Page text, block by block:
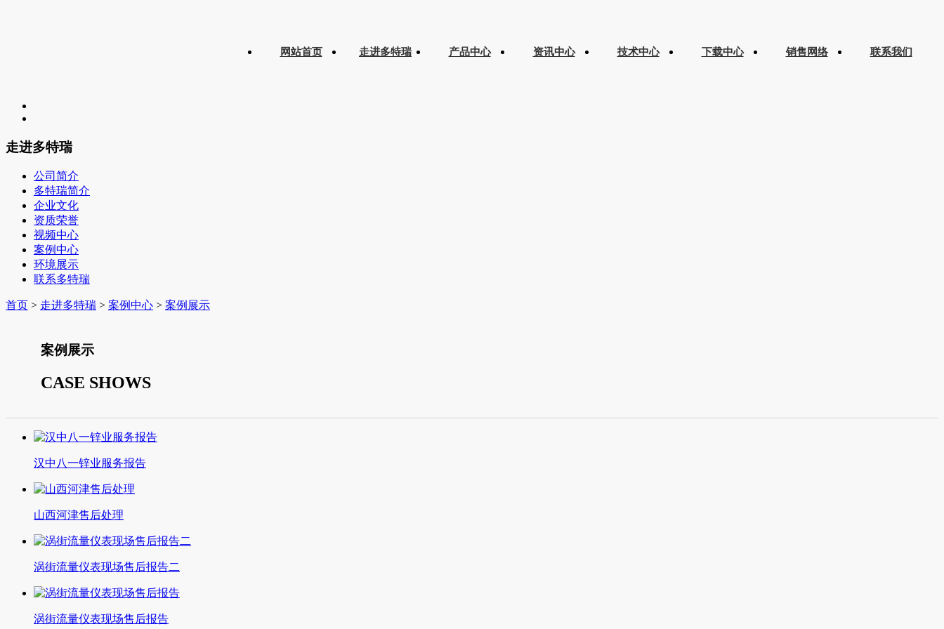
网站首页 走进多特瑞 产品中心 资讯中心 技术中心 下载中心 销售网络 联系我们
走进多特瑞
公司简介
多特瑞简介
企业文化
资质荣誉
视频中心
案例中心
环境展示
联系多特瑞
首页 > 走进多特瑞 > 案例中心 > 案例展示
案例展示
CASE SHOWS
汉中八一锌业服务报告
山西河津售后处理
涡街流量仪表现场售后报告二
涡街流量仪表现场售后报告